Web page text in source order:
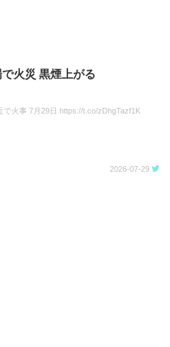
火災 黒煙上がる
で火事 7月29日 https://t.co/zDhgTazf1K
2026-07-29